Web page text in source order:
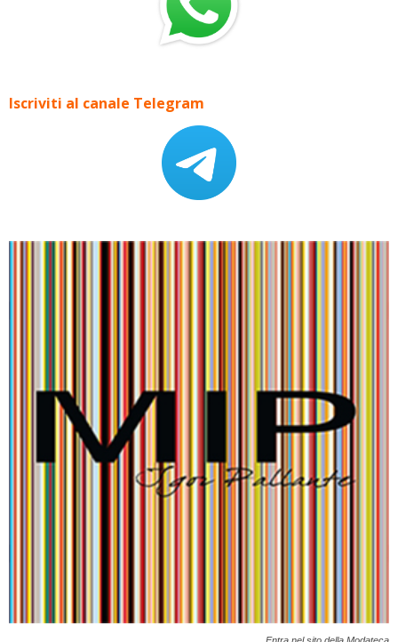
Iscriviti al canale Telegram
Entra nel sito della Modateca